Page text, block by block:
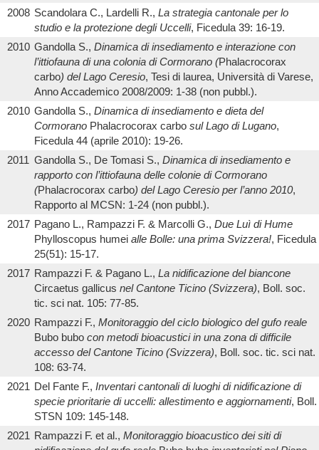
2008 Scandolara C., Lardelli R., La strategia cantonale per lo
studio e la protezione degli Uccelli, Ficedula 39: 16-19.
2010 Gandolla S., Dinamica di insediamento e interazione con
l’ittiofauna di una colonia di Cormorano (Phalacrocorax
carbo) del Lago Ceresio, Tesi di laurea, Università di Varese,
Anno Accademico 2008/2009: 1-38 (non pubbl.).
2010 Gandolla S., Dinamica di insediamento e dieta del
Cormorano Phalacrocorax carbo sul Lago di Lugano,
Ficedula 44 (aprile 2010): 19-26.
2011 Gandolla S., De Tomasi S., Dinamica di insediamento e
rapporto con l’ittiofauna delle colonie di Cormorano
(Phalacrocorax carbo) del Lago Ceresio per l’anno 2010,
Rapporto al MCSN: 1-24 (non pubbl.).
2017 Pagano L., Rampazzi F. & Marcolli G., Due Luì di Hume
Phylloscopus humei alle Bolle: una prima Svizzera!, Ficedula
25(51): 15-17.
2017 Rampazzi F. & Pagano L., La nidificazione del biancone
Circaetus gallicus nel Cantone Ticino (Svizzera), Boll. soc.
tic. sci nat. 105: 77-85.
2020 Rampazzi F., Monitoraggio del ciclo biologico del gufo reale
Bubo bubo con metodi bioacustici in una zona di difficile
accesso del Cantone Ticino (Svizzera), Boll. soc. tic. sci nat.
108: 63-74.
2021 Del Fante F., Inventari cantonali di luoghi di nidificazione di
specie prioritarie di uccelli: allestimento e aggiornamenti, Boll.
STSN 109: 145-148.
2021 Rampazzi F. et al., Monitoraggio bioacustico dei siti di